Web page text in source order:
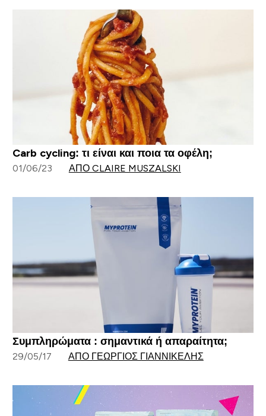
Carb cycling: τι είναι και ποια τα οφέλη;
01/06/23 ΑΠΌ CLAIRE MUSZALSKI
Συμπληρώματα : σημαντικά ή απαραίτητα;
29/05/17 ΑΠΌ ΓΕΏΡΓΙΟΣ ΓΙΑΝΝΙΚΈΛΗΣ